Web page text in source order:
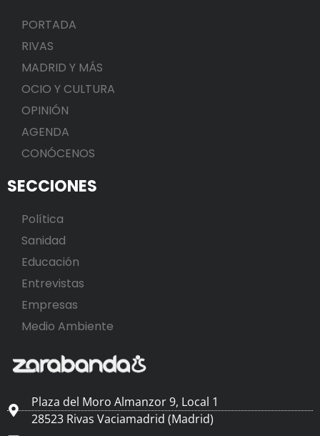
PORTADA
RIVAS
MADRID Y MÁS
OCIO Y CULTURA
OPINIÓN
AGENDA
CONÓCENOS
SECCIONES
Política
Sanidad
Educación
Entrevistas
Empresas
Medio Ambiente
Plaza del Moro Almanzor 9, Local 1
28523 Rivas Vaciamadrid (Madrid)